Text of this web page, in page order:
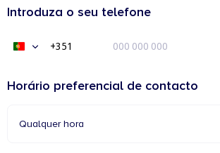
Introduza o seu telefone
Portugal+351
Horário preferencial de contacto
Qualquer hora